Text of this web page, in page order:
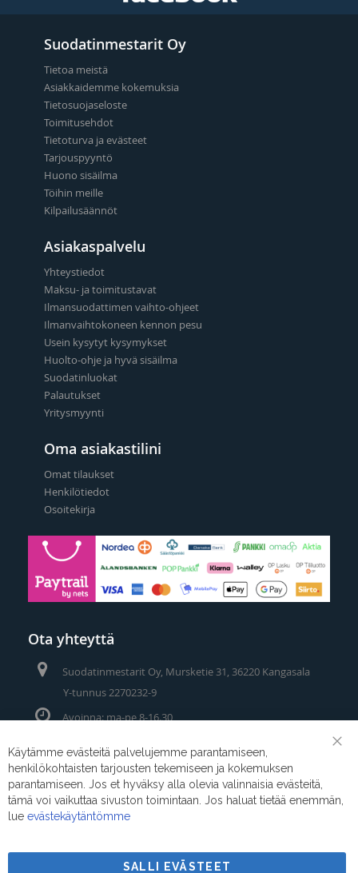
Suodatinmestarit Oy
Tietoa meistä
Asiakkaidemme kokemuksia
Tietosuojaseloste
Toimitusehdot
Tietoturva ja evästeet
Tarjouspyyntö
Huono sisäilma
Töihin meille
Kilpailusäännöt
Asiakaspalvelu
Yhteystiedot
Maksu- ja toimitustavat
Ilmansuodattimen vaihto-ohjeet
Ilmanvaihtokoneen kennon pesu
Usein kysytyt kysymykset
Huolto-ohje ja hyvä sisäilma
Suodatinluokat
Palautukset
Yritysmyynti
Oma asiakastilini
Omat tilaukset
Henkilötiedot
Osoitekirja
Ota yhteyttä
Suodatinmestarit Oy, Mursketie 31, 36220 Kangasala
Y-tunnus 2270232-9
Avoinna: ma-pe 8-16.30
Puhelin/Whatsapp:
Sähköposti:myynti@suodatinmestarit.fi
Käytämme evästeitä palvelujemme parantamiseen,
henkilökohtaisten tarjousten tekemiseen ja kokemuksen
parantamiseen. Jos et hyväksy alla olevia valinnaisia evästeitä,
tämä voi vaikuttaa sivuston toimintaan. Jos haluat tietää enemmän,
lue evästekäytäntömme
SALLI EVÄSTEET